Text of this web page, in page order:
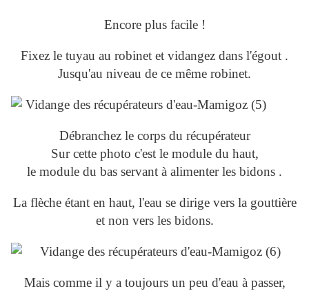
Encore plus facile !
Fixez le tuyau au robinet et vidangez dans l'égout .
Jusqu'au niveau de ce même robinet.
Débranchez le corps du récupérateur
Sur cette photo c'est le module du haut,
le module du bas servant à alimenter les bidons .
La flèche étant en haut, l'eau se dirige vers la gouttière
et non vers les bidons.
Mais comme il y a toujours un peu d'eau à passer,